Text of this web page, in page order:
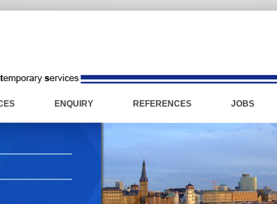
ENQUIRY REFERENCES JOBS